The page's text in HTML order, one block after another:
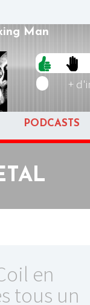
Man
+
PODCASTS
en
tous un